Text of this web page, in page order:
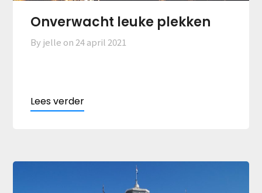
Onverwacht leuke plekken
By jelle on 24 april 2021